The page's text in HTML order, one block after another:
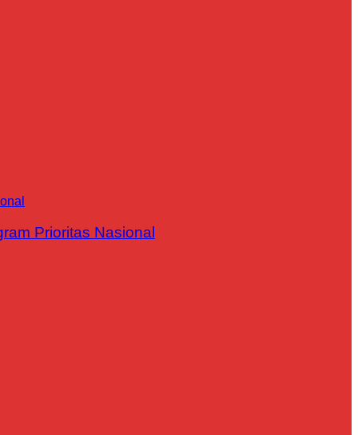
Prioritas Nasional